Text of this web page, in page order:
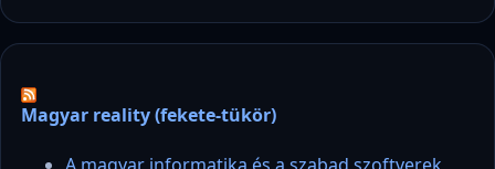
Magyar reality (fekete-tükör)